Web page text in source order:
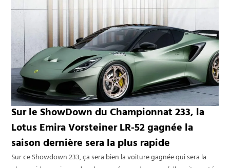
Sur le ShowDown du Championnat 233, la
Lotus Emira Vorsteiner LR-52 gagnée la
saison dernière sera la plus rapide
Sur ce Showdown 233, ça sera bien la voiture gagnée qui sera la